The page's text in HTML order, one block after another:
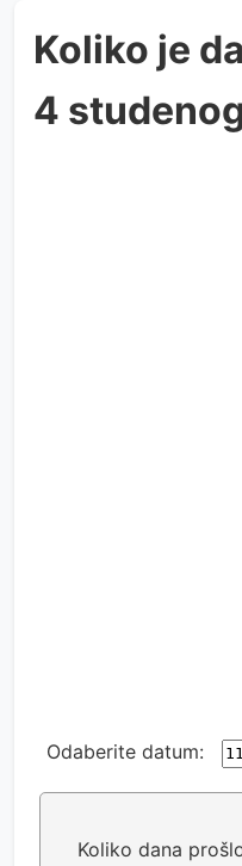
Koliko je
4
Odaberite datum:
Koliko dana